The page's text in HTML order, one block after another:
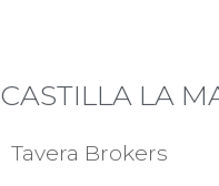
CASTILLA LA
Tavera Brokers